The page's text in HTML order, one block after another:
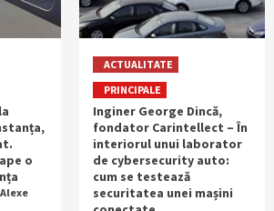
o
ACTUALITATE
PRINCIPALE
Inginer George Dincă,
fondator Carintellect – În
interiorul unui laborator
de cybersecurity auto:
cum se testează
securitatea unei mașini